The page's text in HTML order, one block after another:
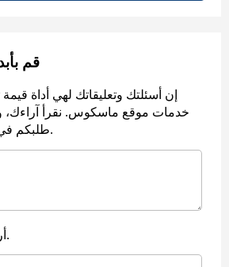
قم
إن أسئلتك وتعليقاتك لهي أداة
خدمات موقع ماسكوس. نقرأ آراءك،
طلبكم في أسرع وقت ممكن.
أريد ردًا على رأيي.